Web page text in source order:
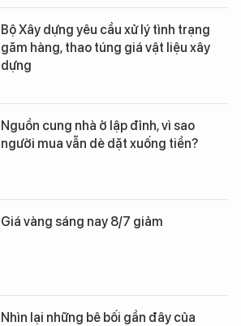
Bộ Xây dựng yêu cầu xử lý tình trạng
găm hàng, thao túng giá vật liệu xây
dựng
Nguồn cung nhà ở lập đỉnh, vì sao
người mua vẫn dè dặt xuống tiền?
Giá vàng sáng nay 8/7 giảm
Nhìn lại những bê bối gần đây của